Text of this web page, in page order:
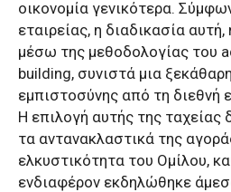
οικονομία γενικότερα.
εταιρείας, η διαδικασία
μέσω της μεθοδολογίας του
building, συνιστά μια
εμπιστοσύνης από τη διεθνή
Η επιλογή αυτής της ταχείας
τα αντανακλαστικά της
ελκυστικότητα του Ομίλου,
ενδιαφέρον εκδηλώθηκε